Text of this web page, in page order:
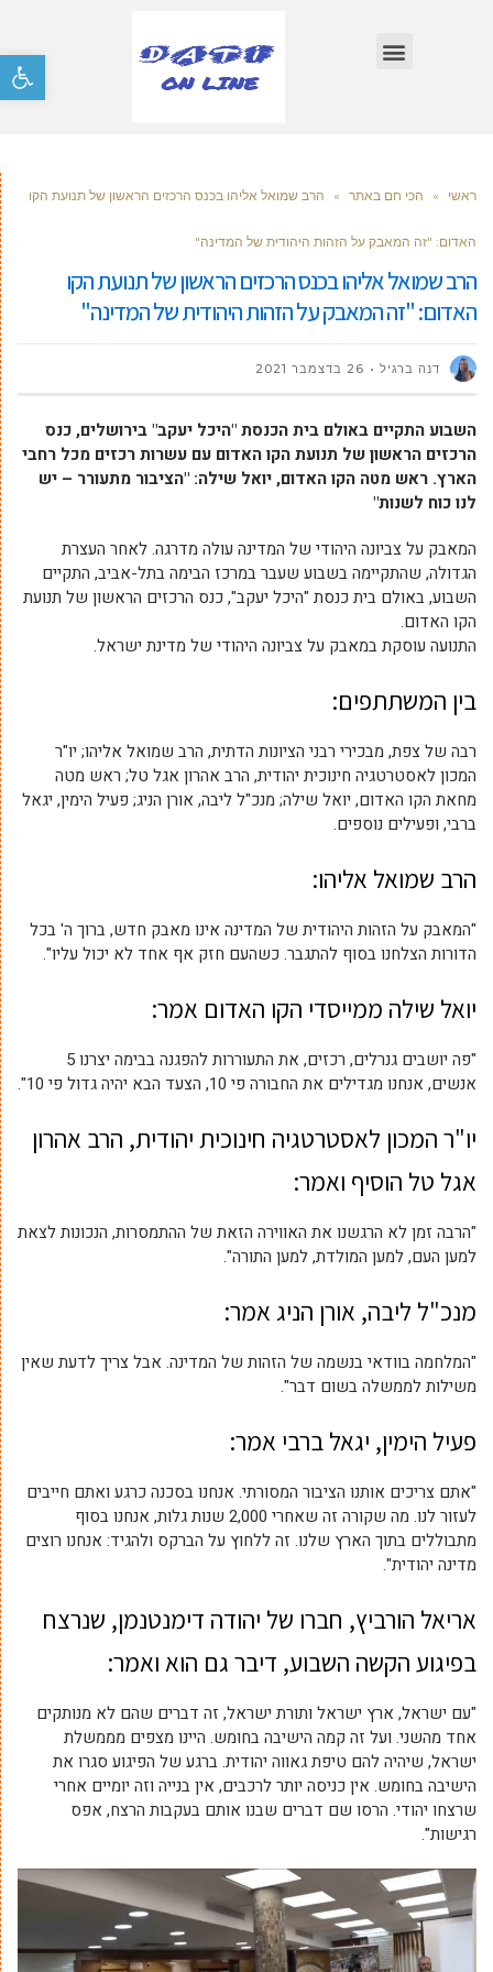
פתח
ראשי » הכי חם באתר » הרב שמואל אליהו בכנס הרכזים הראשון של תנועת הקו
האדום: "זה המאבק על הזהות היהודית של המדינה"
הרב שמואל אליהו בכנס הרכזים הראשון של תנועת הקו
האדום: "זה המאבק על הזהות היהודית של המדינה"
דנה ברגיל 26 בדצמבר 2021
השבוע התקיים באולם בית הכנסת "היכל יעקב" בירושלים, כנס
הרכזים הראשון של תנועת הקו האדום עם עשרות רכזים מכל רחבי
הארץ. ראש מטה הקו האדום, יואל שילה: "הציבור מתעורר – יש
לנו כוח לשנות"
המאבק על צביונה היהודי של המדינה עולה מדרגה. לאחר העצרת
הגדולה, שהתקיימה בשבוע שעבר במרכז הבימה בתל-אביב, התקיים
השבוע, באולם בית כנסת "היכל יעקב", כנס הרכזים הראשון של תנועת
הקו האדום.
התנועה עוסקת במאבק על צביונה היהודי של מדינת ישראל.
בין המשתתפים:
רבה של צפת, מבכירי רבני הציונות הדתית, הרב שמואל אליהו; יו"ר
המכון לאסטרטגיה חינוכית יהודית, הרב אהרון אגל טל; ראש מטה
מחאת הקו האדום, יואל שילה; מנכ"ל ליבה, אורן הניג; פעיל הימין, יגאל
ברבי, ופעילים נוספים.
הרב שמואל אליהו:
"המאבק על הזהות היהודית של המדינה אינו מאבק חדש, ברוך ה' בכל
הדורות הצלחנו בסוף להתגבר. כשהעם חזק אף אחד לא יכול עליו".
יואל שילה ממייסדי הקו האדום אמר:
"פה יושבים גנרלים, רכזים, את התעוררות להפגנה בבימה יצרנו 5
אנשים, אנחנו מגדילים את החבורה פי 10, הצעד הבא יהיה גדול פי 10".
יו"ר המכון לאסטרטגיה חינוכית יהודית, הרב אהרון
אגל טל הוסיף ואמר:
"הרבה זמן לא הרגשנו את האווירה הזאת של ההתמסרות, הנכונות לצאת
למען העם, למען המולדת, למען התורה".
מנכ"ל ליבה, אורן הניג אמר:
"המלחמה בוודאי בנשמה של הזהות של המדינה. אבל צריך לדעת שאין
משילות לממשלה בשום דבר".
פעיל הימין, יגאל ברבי אמר:
"אתם צריכים אותנו הציבור המסורתי. אנחנו בסכנה כרגע ואתם חייבים
לעזור לנו. מה שקורה זה שאחרי 2,000 שנות גלות, אנחנו בסוף
מתבוללים בתוך הארץ שלנו. זה ללחוץ על הברקס ולהגיד: אנחנו רוצים
מדינה יהודית".
אריאל הורביץ, חברו של יהודה דימנטנמן, שנרצח
בפיגוע הקשה השבוע, דיבר גם הוא ואמר:
"עם ישראל, ארץ ישראל ותורת ישראל, זה דברים שהם לא מנותקים
אחד מהשני. ועל זה קמה הישיבה בחומש. היינו מצפים מממשלת
ישראל, שיהיה להם טיפת גאווה יהודית. ברגע של הפיגוע סגרו את
הישיבה בחומש. אין כניסה יותר לרכבים, אין בנייה וזה יומיים אחרי
שרצחו יהודי. הרסו שם דברים שבנו אותם בעקבות הרצח, אפס
רגישות".